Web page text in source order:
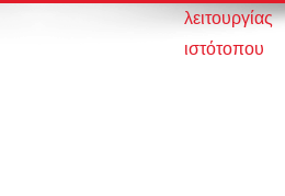
λειτουργίας
ιστότοπου